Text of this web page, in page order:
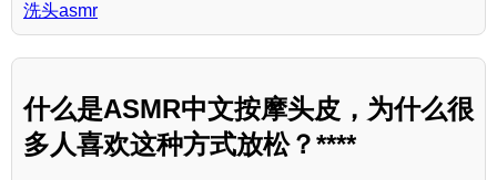
洗头asmr
什么是ASMR中文按摩头皮，为什么很
多人喜欢这种方式放松？****